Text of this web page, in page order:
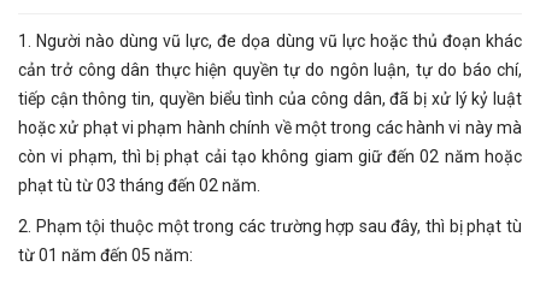
1. Người nào dùng vũ lực, đe dọa dùng vũ lực hoặc thủ đoạn khác
cản trở công dân thực hiện quyền tự do ngôn luận, tự do báo chí,
tiếp cận thông tin, quyền biểu tình của công dân, đã bị xử lý kỷ luật
hoặc xử phạt vi phạm hành chính về một trong các hành vi này mà
còn vi phạm, thì bị phạt cải tạo không giam giữ đến 02 năm hoặc
phạt tù từ 03 tháng đến 02 năm.
2. Phạm tội thuộc một trong các trường hợp sau đây, thì bị phạt tù
từ 01 năm đến 05 năm: